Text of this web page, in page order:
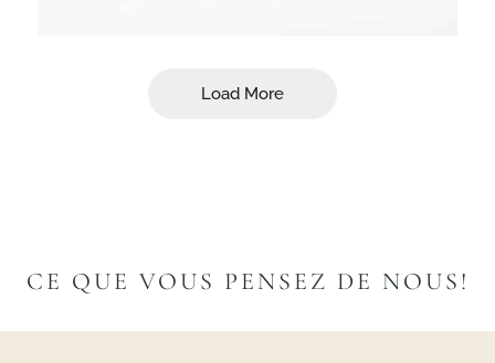
Load More
CE QUE VOUS PENSEZ DE NOUS!